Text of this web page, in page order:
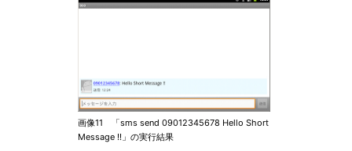
画像11 「sms send 09012345678 Hello Short
Message !!」の実行結果